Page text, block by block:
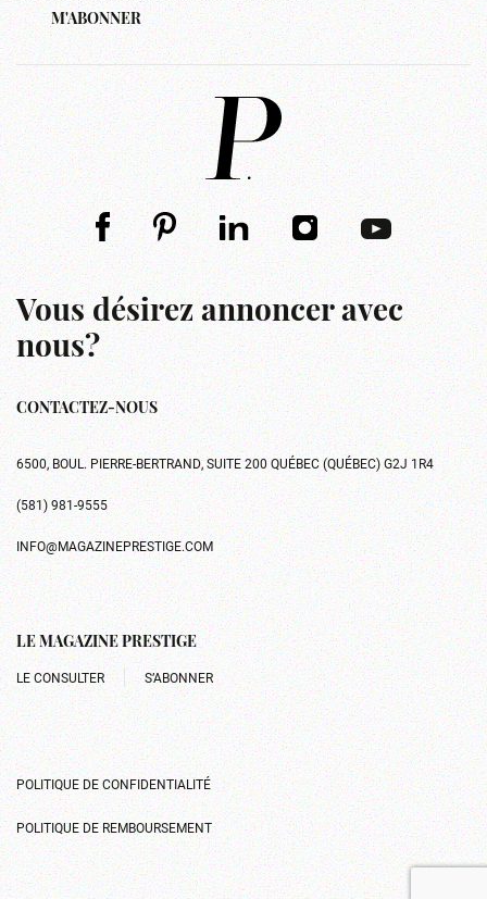
M'ABONNER
Vous désirez annoncer avec
nous?
CONTACTEZ-NOUS
6500, BOUL. PIERRE-BERTRAND, SUITE 200 QUÉBEC (QUÉBEC) G2J 1R4
(581) 981-9555
INFO@MAGAZINEPRESTIGE.COM
LE MAGAZINE PRESTIGE
LE CONSULTER S’ABONNER
POLITIQUE DE CONFIDENTIALITÉ
POLITIQUE DE REMBOURSEMENT